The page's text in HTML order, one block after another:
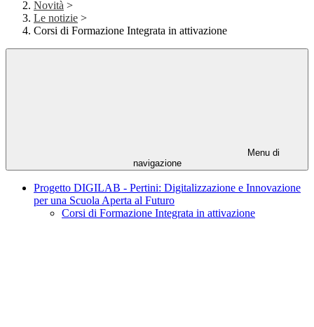
Novità >
Le notizie >
Corsi di Formazione Integrata in attivazione
Menu di
navigazione
Progetto DIGILAB - Pertini: Digitalizzazione e Innovazione
per una Scuola Aperta al Futuro
Corsi di Formazione Integrata in attivazione